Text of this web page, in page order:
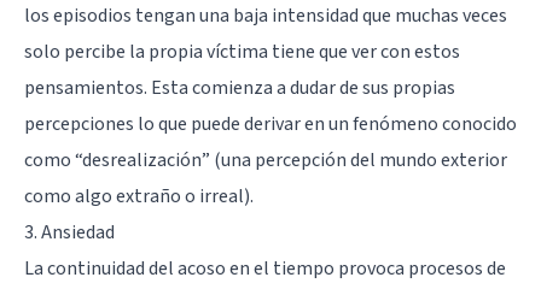
los episodios tengan una baja intensidad que muchas veces
solo percibe la propia víctima tiene que ver con estos
pensamientos. Esta comienza a dudar de sus propias
percepciones lo que puede derivar en un fenómeno conocido
como “desrealización” (una percepción del mundo exterior
como algo extraño o irreal).
3. Ansiedad
La continuidad del acoso en el tiempo provoca procesos de